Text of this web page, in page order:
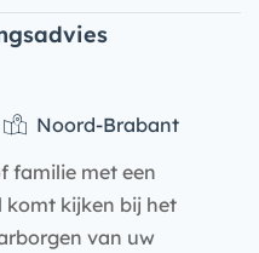
Noord-Brabant
familie met een
komt kijken bij het
van uw